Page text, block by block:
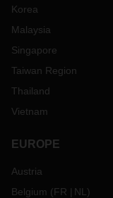
Korea
Malaysia
Singapore
Taiwan Region
Thailand
Vietnam
EUROPE
Austria
Belgium (FR NL )